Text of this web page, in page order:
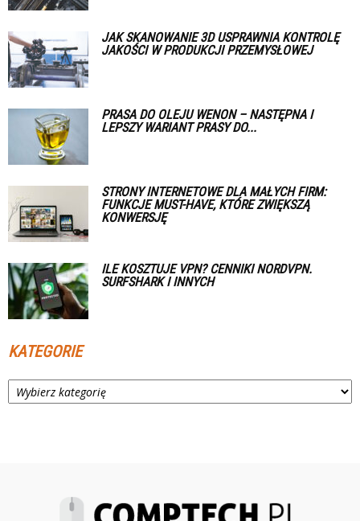
JAK SKANOWANIE 3D USPRAWNIA KONTROLĘ
JAKOŚCI W PRODUKCJI PRZEMYSŁOWEJ
PRASA DO OLEJU WENON – NASTĘPNA I
LEPSZY WARIANT PRASY DO...
STRONY INTERNETOWE DLA MAŁYCH FIRM:
FUNKCJE MUST-HAVE, KTÓRE ZWIĘKSZĄ
KONWERSJĘ
ILE KOSZTUJE VPN? CENNIKI NORDVPN.
SURFSHARK I INNYCH
KATEGORIE
Kategorie